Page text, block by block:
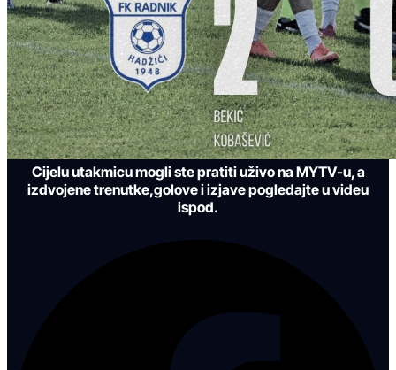
Cijelu utakmicu mogli ste pratiti uživo na MYTV-u, a
izdvojene trenutke,golove i izjave pogledajte u videu
ispod.